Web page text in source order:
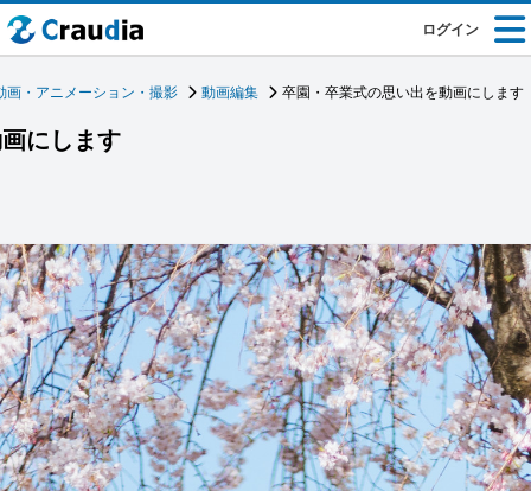
ログイン
画・アニメーション・撮影 動画編集 卒園・卒業式の思い出を動画にします
にします